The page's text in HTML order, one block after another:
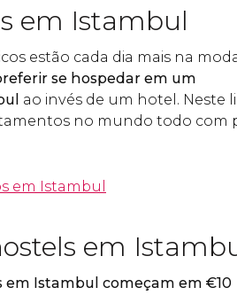
em Istambul
estão cada dia mais na
se hospedar em um
ao invés de um hotel. Neste
no mundo todo com
em Istambul
em
em Istambul começam em €10